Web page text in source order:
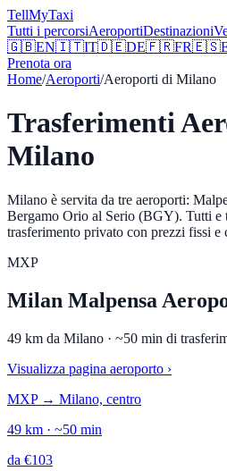
TellMyTaxi
Tutti i percorsiAeroportiDestinazioni
🇬🇧EN🇮🇹IT🇩🇪DE🇫🇷FR🇪🇸
Prenota ora
Home/Aeroporti/Aeroporti di Milano
Trasferimenti
Milano
Milano è servita da tre aeroporti:
Bergamo Orio al Serio (BGY). Tutti e
trasferimento privato con prezzi fissi e
MXP
Milan Malpensa
49 km da Milano · ~50 min di
Visualizza pagina aeroporto ›
MXP→ Milano, centro
49 km · ~50 min
da €103